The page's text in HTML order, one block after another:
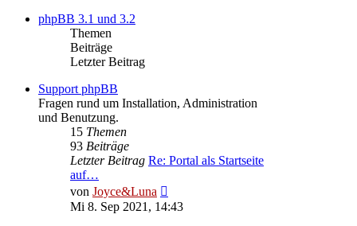
phpBB 3.1 und 3.2
Themen
Beiträge
Letzter Beitrag
Support phpBB
Fragen rund um Installation, Administration
und Benutzung.
15 Themen
93 Beiträge
Letzter Beitrag Re: Portal als Startseite
auf…
von Joyce&Luna
Beitrag
Mi 8. Sep 2021, 14:43